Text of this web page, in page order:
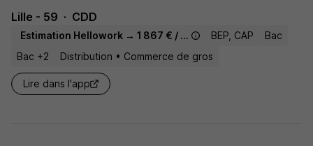
Lille - 59 CDD
Estimation Hellowork → 1 867 € / mois BEP, CAP
Bac
Bac +2
Distribution • Commerce de gros
Lire dans l'app